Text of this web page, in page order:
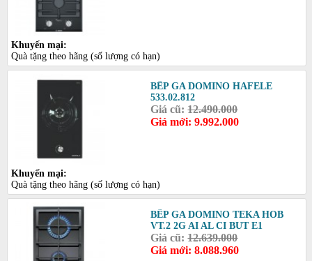
Khuyến mại:
Quà tặng theo hãng (số lượng có hạn)
BẾP GA DOMINO HAFELE
533.02.812
Giá cũ:12.490.000
Giá mới: 9.992.000
Khuyến mại:
Quà tặng theo hãng (số lượng có hạn)
BẾP GA DOMINO TEKA HOB
VT.2 2G AI AL CI BUT E1
Giá cũ:12.639.000
Giá mới: 8.088.960